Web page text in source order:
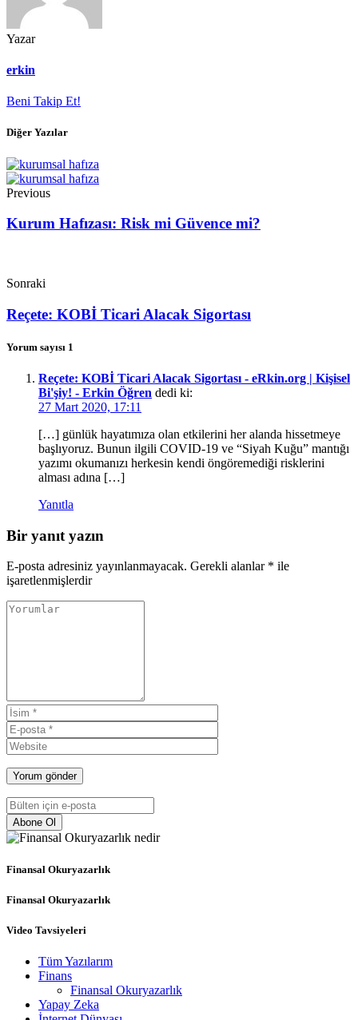
Yazar
erkin
Beni Takip Et!
Diğer Yazılar
Previous
Kurum Hafızası: Risk mi Güvence mi?
Sonraki
Reçete: KOBİ Ticari Alacak Sigortası
Yorum sayısı 1
Reçete: KOBİ Ticari Alacak Sigortası - eRkin.org | Kişisel
Bi'şiy! - Erkin Öğren dedi ki:
27 Mart 2020, 17:11
[…] günlük hayatımıza olan etkilerini her alanda hissetmeye
başlıyoruz. Bunun ilgili COVID-19 ve “Siyah Kuğu” mantığı
yazımı okumanızı herkesin kendi öngöremediği risklerini
alması adına […]
Yanıtla
Bir yanıt yazın
E-posta adresiniz yayınlanmayacak. Gerekli alanlar * ile
işaretlenmişlerdir
Abone Ol
Finansal Okuryazarlık
Finansal Okuryazarlık
Video Tavsiyeleri
Tüm Yazılarım
Finans
Finansal Okuryazarlık
Yapay Zeka